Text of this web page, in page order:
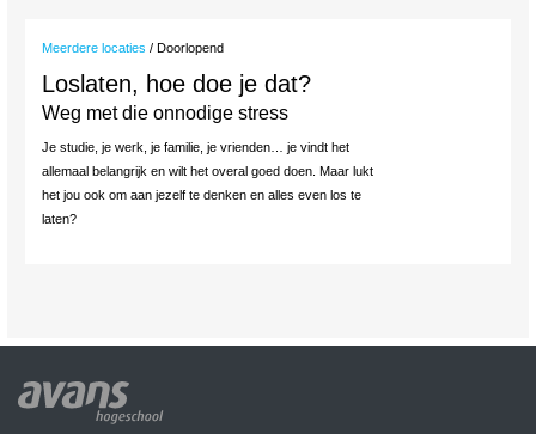
Meerdere locaties / Doorlopend
Loslaten, hoe doe je dat?
Weg met die onnodige stress
Je studie, je werk, je familie, je vrienden… je vindt het
allemaal belangrijk en wilt het overal goed doen. Maar lukt
het jou ook om aan jezelf te denken en alles even los te
laten?